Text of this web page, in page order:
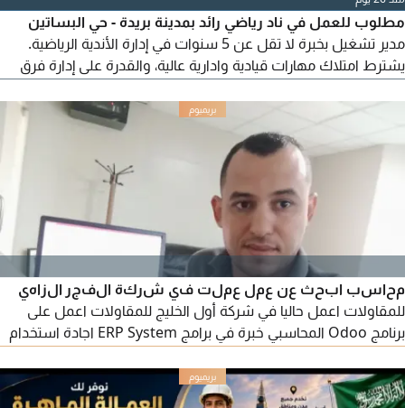
مطلوب للعمل في ناد رياضي رائد بمدينة بريدة - حي البساتين
مدير تشغيل بخبرة لا تقل عن 5 سنوات في إدارة الأندية الرياضية.
يشترط امتلاك مهارات قيادية وادارية عالية، والقدرة على إدارة فرق
السوقية، وتحسين تجربة العملاء، وتطوير الأداء التشغيلي، ومتابعة
مؤشرات الأداء، ووضع وتنفيذ الخطط التشغيلية وتحقيق نتائج
ملموسة
محاسب ابحث عن عمل عملت في شركة الفجر الزاهي
للمقاولات اعمل حاليا في شركة أول الخليج للمقاولات اعمل على
برنامج Odoo المحاسبي خبرة في برامج ERP System اجادة استخدام
المبيعات والمشتريات متابعة حسابات العملاء والموردين متابعة
المصروفات والايرادات إجراء التسويات البنكية إقامة سارية للتواصل